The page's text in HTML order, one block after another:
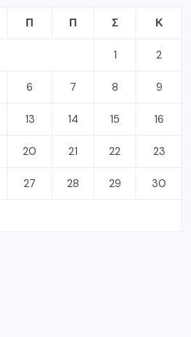
Π Π Σ Κ
1 2
6 7 8 9
13 14 15 16
20 21 22 23
27 28 29 30